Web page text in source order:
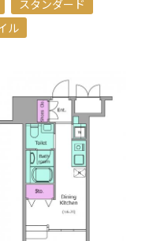
スタンダード
ル